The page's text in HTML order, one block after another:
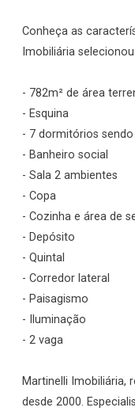
Conheça as
Imobiliária
- 782m² de área
- Esquina
- 7 dormitórios
- Banheiro social
- Sala 2 ambientes
- Copa
- Cozinha e área de
- Depósito
- Quintal
- Corredor lateral
- Paisagismo
- Iluminação
- 2 vaga
Martinelli Imobiliária,
desde 2000.